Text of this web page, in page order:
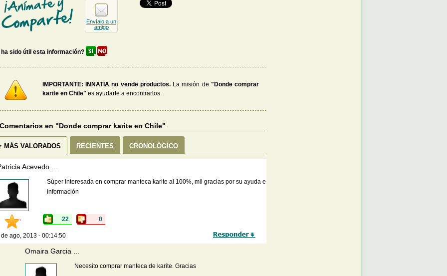
Envíalo a un
amigo
ha sido útil esta información?
IMPORTANTE: INNATIA no vende productos.La misión de "Donde comprar
karite en Chile" es ayudarte a encontrarlos.
en "Donde comprar karite en Chile"
MÁS VALORADOS RECIENTES CRONOLÓGICO
Acevedo ...
Súper interesada en comprar manteca karite al 100%, mil gracias por su ayuda e
información
22 0
ago, 2013 - 00:14:50
Omaira Garcia ...
Necesito comprar manteca de karite. Gracias